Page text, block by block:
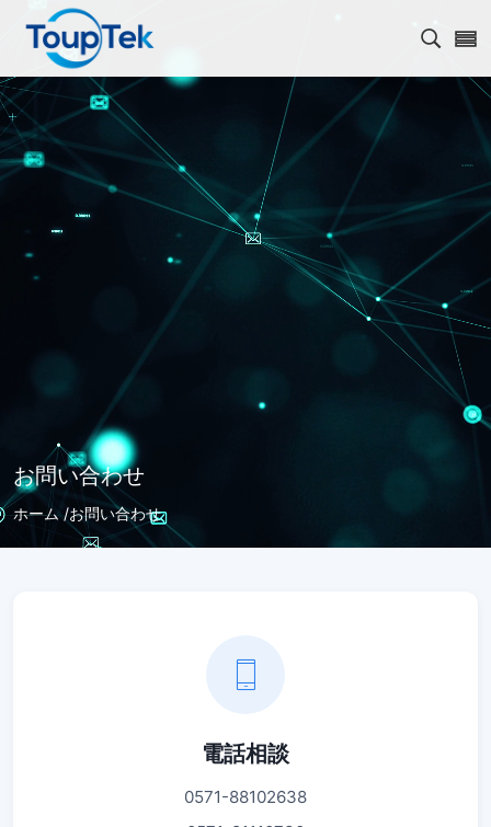
検索
お問い合わせ
ホーム /お問い合わせ
電話相談
0571-88102638